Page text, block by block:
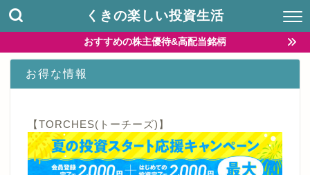
くきの楽しい投資生活
おすすめの株主優待&高配当銘柄
お得な情報
【TORCHES(トーチーズ)】